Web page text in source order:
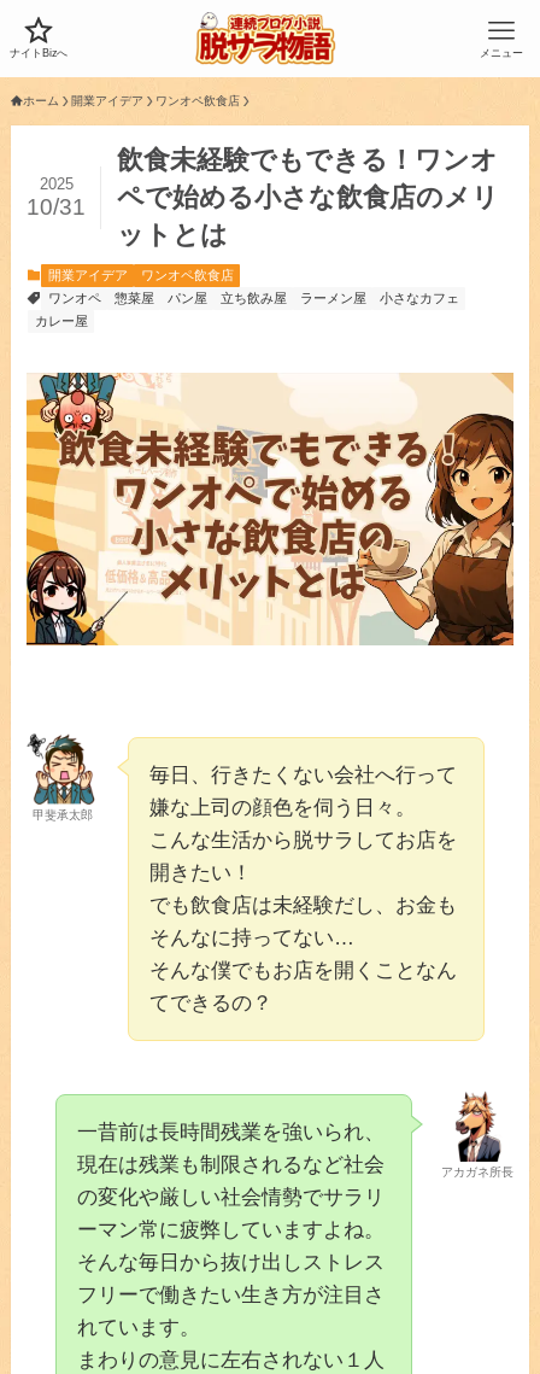
ナイトBizへ メニュー
ホーム 開業アイデア ワンオペ飲食店
飲食未経験でもできる！ワンオ
ペで始める小さな飲食店のメリ
ットとは
2025
10/31
開業アイデア
ワンオペ飲食店
ワンオペ
惣菜屋 パン屋 立ち飲み屋 ラーメン屋
小さなカフェ
カレー屋
甲斐承太郎
毎日、行きたくない会社へ行って
嫌な上司の顔色を伺う日々。
こんな生活から脱サラしてお店を
開きたい！
でも飲食店は未経験だし、お金も
そんなに持ってない…
そんな僕でもお店を開くことなん
てできるの？
アカガネ所長
一昔前は長時間残業を強いられ、
現在は残業も制限されるなど社会
の変化や厳しい社会情勢でサラリ
ーマン常に疲弊していますよね。
そんな毎日から抜け出しストレス
フリーで働きたい生き方が注目さ
れています。
まわりの意見に左右されない１人